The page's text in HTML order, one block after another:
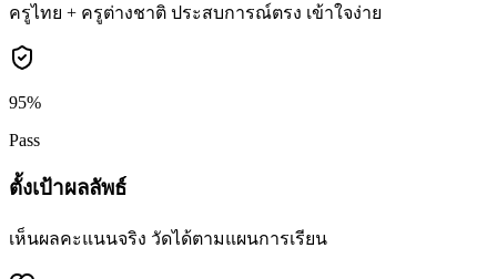
ครูไทย + ครูต่างชาติ ประสบการณ์ตรง เข้าใจง่าย
95%
Pass
ตั้งเป้าผลลัพธ์
เห็นผลคะแนนจริง วัดได้ตามแผนการเรียน